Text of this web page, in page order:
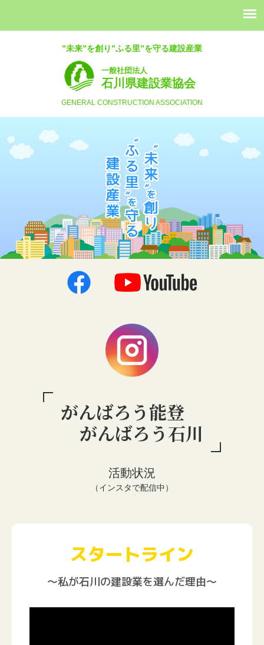
”未来”を創り”ふる里”を守る建設産業
一般社団法人
石川県建設業協会
GENERAL CONSTRUCTION ASSOCIATION
がんばろう能登
がんばろう石川
活動状況
（インスタで配信中）
スタートライン
～私が石川の建設業を選んだ理由～